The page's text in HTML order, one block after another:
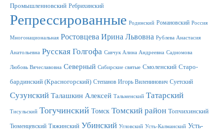
Промышленновский Ребрихинский
Репрессированные Родинский Романовский Россия
Многонациональная Ростовцева Ирина Львовна Рублева Анастасия
Анатольевна Русская Голгофа Савчук Алина Андреевна Садномова
Любовь Вячеславовна Северный Сибирские святые Смоленский Старо-
бардинский (Красногорский) Степанов Игорь Виленинович Суетский
Сузунский Талашкин Алексей Тальменский Татарский
Тисульский Тогучинский Томск Томский район Топчихинский
Тюменцевский Тяжинский Убинский Угловский Усть-Калманский Усть-